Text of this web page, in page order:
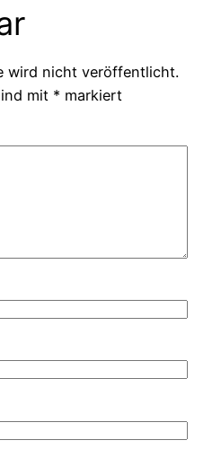
wird nicht veröffentlicht.
mit * markiert